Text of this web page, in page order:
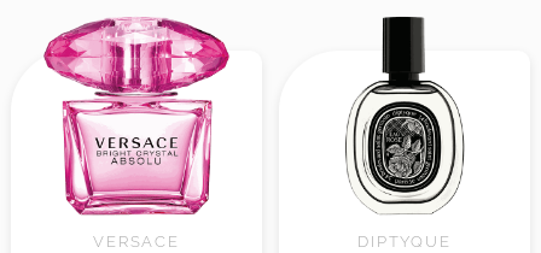
VERSACE DIPTYQUE